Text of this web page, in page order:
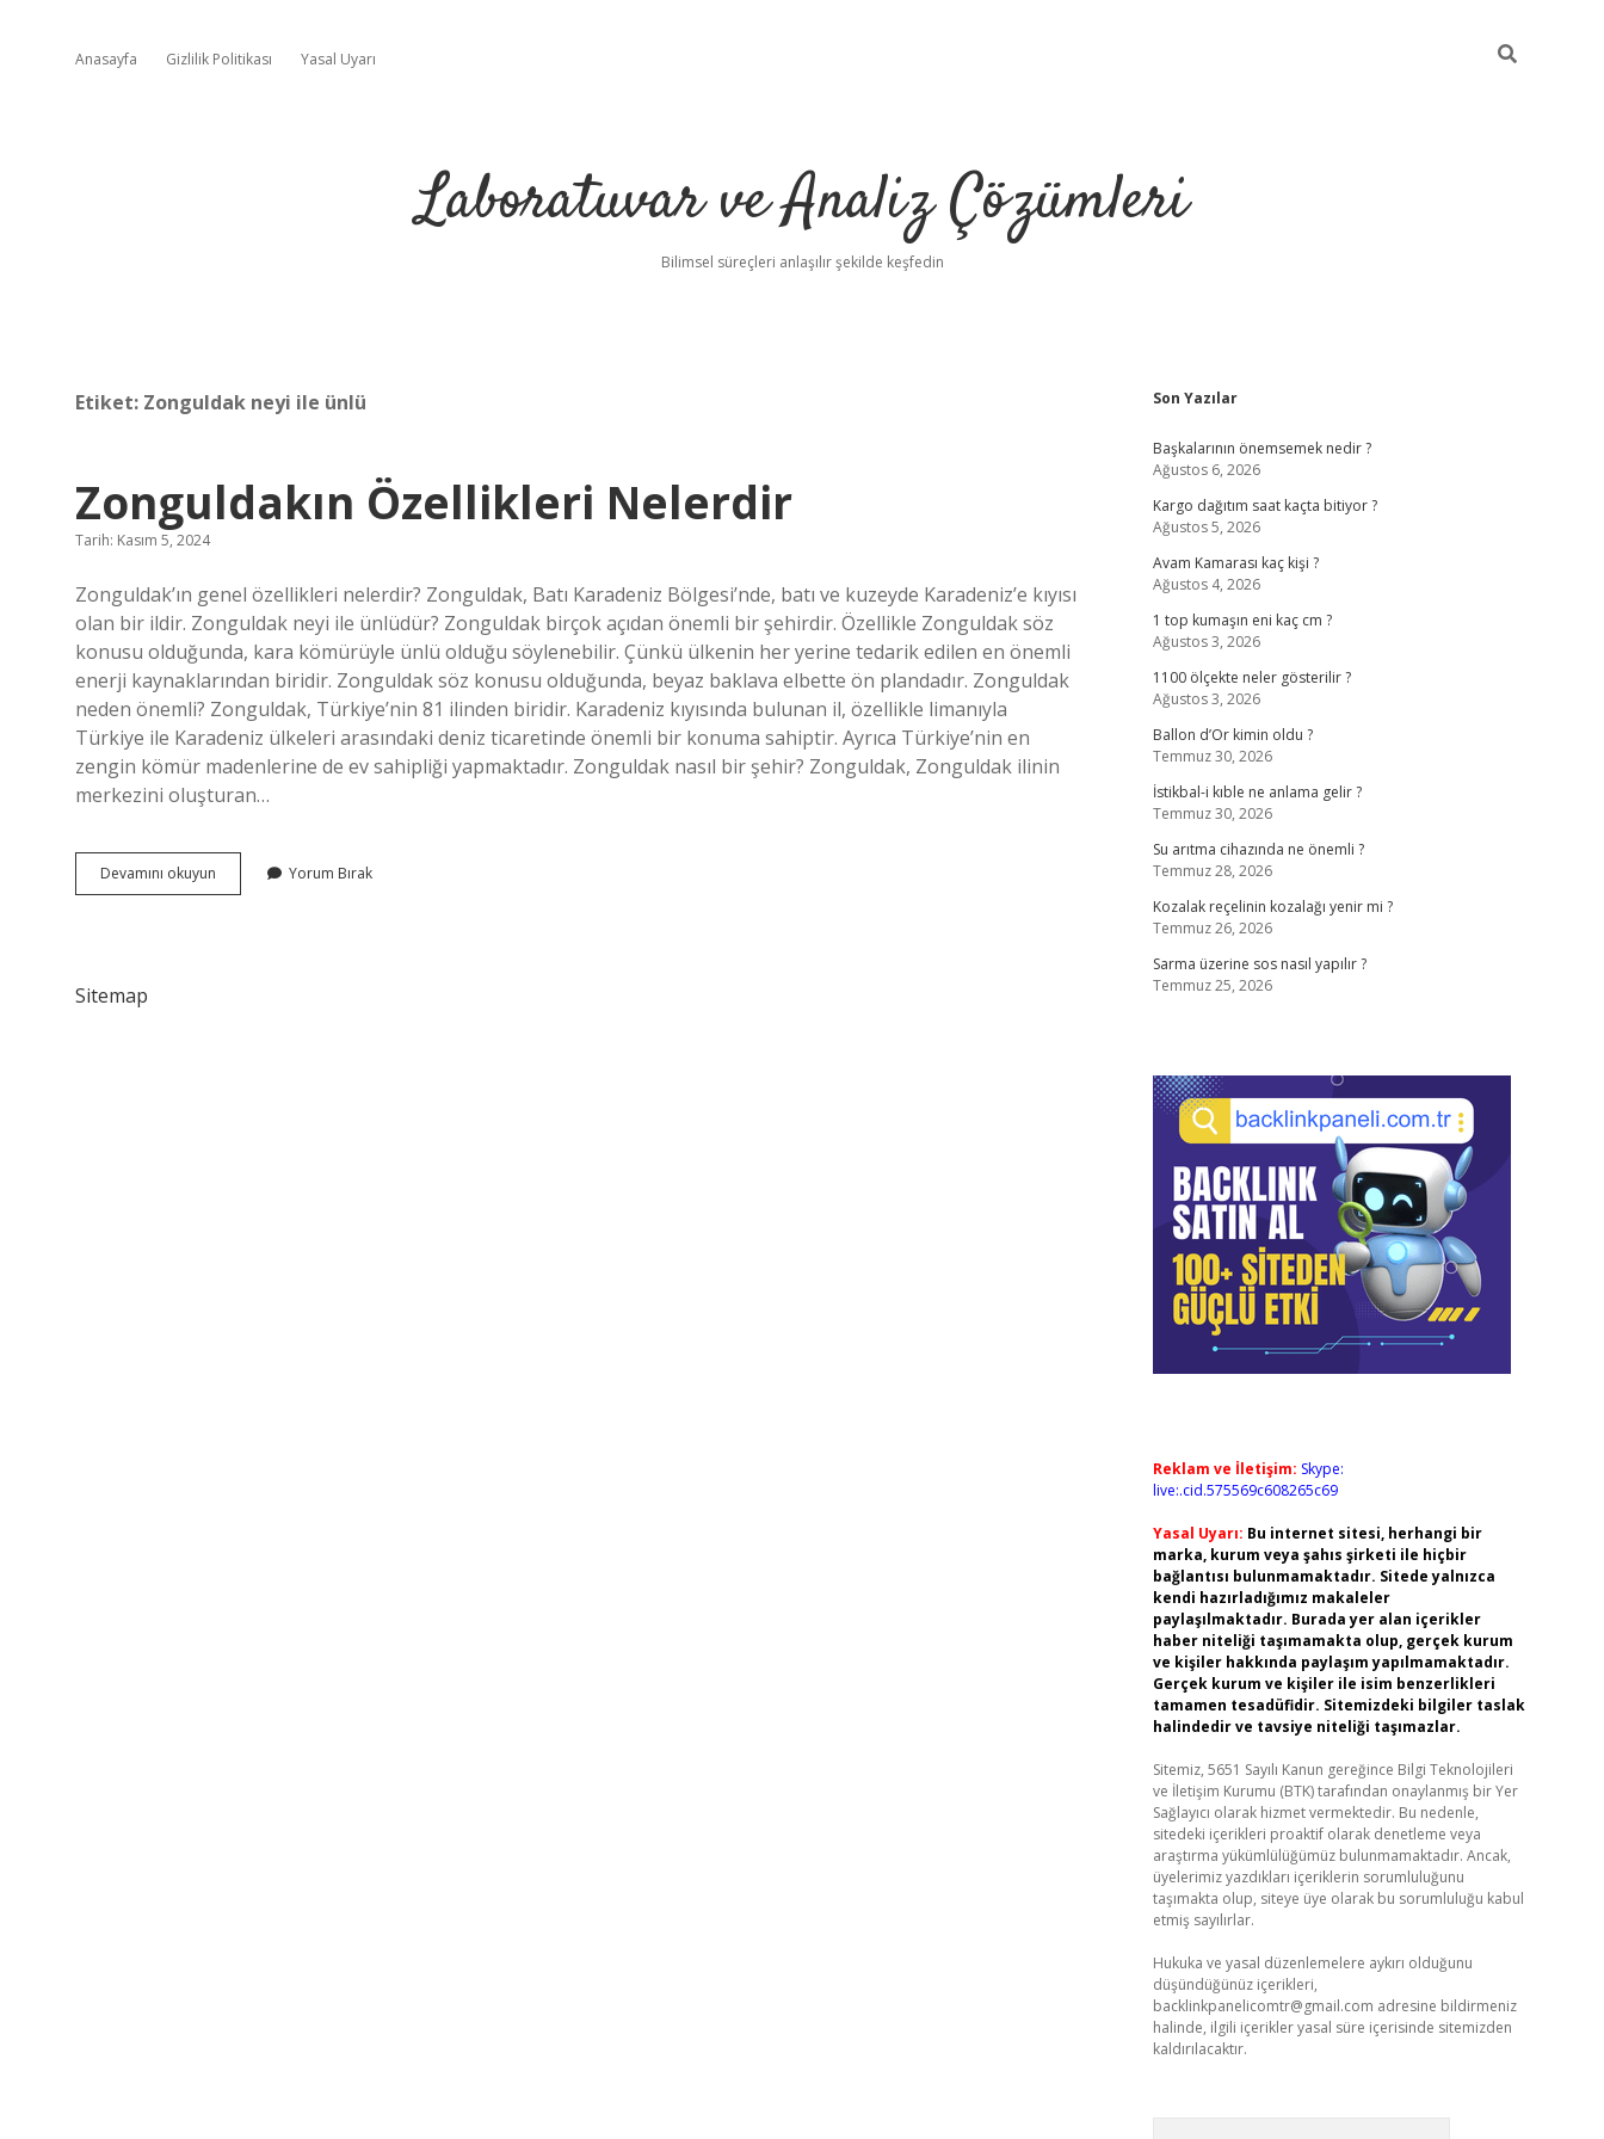
Anasayfa Gizlilik Politikası Yasal Uyarı
Laboratuvar ve Analiz Çözümleri
Bilimsel süreçleri anlaşılır şekilde keşfedin
Etiket: Zonguldak neyi ile ünlü
Zonguldakın Özellikleri Nelerdir
Tarih: Kasım 5, 2024
Zonguldak’ın genel özellikleri nelerdir? Zonguldak, Batı Karadeniz Bölgesi’nde, batı ve kuzeyde Karadeniz’e kıyısı
olan bir ildir. Zonguldak neyi ile ünlüdür? Zonguldak birçok açıdan önemli bir şehirdir. Özellikle Zonguldak söz
konusu olduğunda, kara kömürüyle ünlü olduğu söylenebilir. Çünkü ülkenin her yerine tedarik edilen en önemli
enerji kaynaklarından biridir. Zonguldak söz konusu olduğunda, beyaz baklava elbette ön plandadır. Zonguldak
neden önemli? Zonguldak, Türkiye’nin 81 ilinden biridir. Karadeniz kıyısında bulunan il, özellikle limanıyla
Türkiye ile Karadeniz ülkeleri arasındaki deniz ticaretinde önemli bir konuma sahiptir. Ayrıca Türkiye’nin en
zengin kömür madenlerine de ev sahipliği yapmaktadır. Zonguldak nasıl bir şehir? Zonguldak, Zonguldak ilinin
merkezini oluşturan…
Devamını okuyun Zonguldakın
Özellikleri
Yorum Bırak
Sitemap
Sidebar
Son Yazılar
Başkalarının önemsemek nedir ?
Ağustos 6, 2026
Kargo dağıtım saat kaçta bitiyor ?
Ağustos 5, 2026
Avam Kamarası kaç kişi ?
Ağustos 4, 2026
1 top kumaşın eni kaç cm ?
Ağustos 3, 2026
1100 ölçekte neler gösterilir ?
Ağustos 3, 2026
Ballon d’Or kimin oldu ?
Temmuz 30, 2026
İstikbal-i kıble ne anlama gelir ?
Temmuz 30, 2026
Su arıtma cihazında ne önemli ?
Temmuz 28, 2026
Kozalak reçelinin kozalağı yenir mi ?
Temmuz 26, 2026
Sarma üzerine sos nasıl yapılır ?
Temmuz 25, 2026
Reklam ve İletişim: Skype:
live:.cid.575569c608265c69
Yasal Uyarı: Bu internet sitesi, herhangi bir
marka, kurum veya şahıs şirketi ile hiçbir
bağlantısı bulunmamaktadır. Sitede yalnızca
kendi hazırladığımız makaleler
paylaşılmaktadır. Burada yer alan içerikler
haber niteliği taşımamakta olup, gerçek kurum
ve kişiler hakkında paylaşım yapılmamaktadır.
Gerçek kurum ve kişiler ile isim benzerlikleri
tamamen tesadüfidir. Sitemizdeki bilgiler taslak
halindedir ve tavsiye niteliği taşımazlar.
Sitemiz, 5651 Sayılı Kanun gereğince Bilgi Teknolojileri
ve İletişim Kurumu (BTK) tarafından onaylanmış bir Yer
Sağlayıcı olarak hizmet vermektedir. Bu nedenle,
sitedeki içerikleri proaktif olarak denetleme veya
araştırma yükümlülüğümüz bulunmamaktadır. Ancak,
üyelerimiz yazdıkları içeriklerin sorumluluğunu
taşımakta olup, siteye üye olarak bu sorumluluğu kabul
etmiş sayılırlar.
Hukuka ve yasal düzenlemelere aykırı olduğunu
düşündüğünüz içerikleri,
backlinkpanelicomtr@gmail.com adresine bildirmeniz
halinde, ilgili içerikler yasal süre içerisinde sitemizden
kaldırılacaktır.